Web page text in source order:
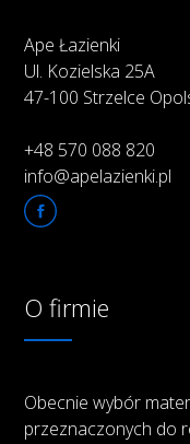
Ape Łazienki
Ul. Kozielska 25A
47-100 Strzelce
+48 570 088 820
info@apelazienki.pl
O firmie
Obecnie wybór
przeznaczonych do